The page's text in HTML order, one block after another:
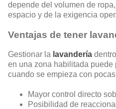
depende del volumen de
espacio y de la exigencia
Ventajas de tener
Gestionar la lavandería
en una zona habilitada puede
cuando se empieza con
Mayor control directo
Posibilidad de